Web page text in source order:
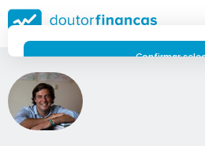
Saltar
para
conteúdo
principal
possível enquanto utilizador do
personalizar conteúdos e
funcionalidades dos
Respeitamos a sua privacidade e
a transparência no uso de cookies
recolhemos, processamos ou
pessoais através de cookies
Confirmar